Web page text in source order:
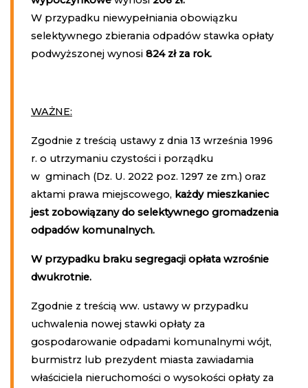
W przypadku niewypełniania obowiązku
selektywnego zbierania odpadów stawka opłaty
podwyższonej wynosi824 zł za rok.
WAŻNE:
Zgodnie z treścią ustawy z dnia 13 września 1996
r. o utrzymaniu czystości i porządku
w gminach (Dz. U. 2022 poz. 1297 ze zm.) oraz
aktami prawa miejscowego, każdy mieszkaniec
jest zobowiązany do selektywnego gromadzenia
odpadów komunalnych.
W przypadku braku segregacji opłata wzrośnie
dwukrotnie.
Zgodnie z treścią ww. ustawy w przypadku
uchwalenia nowej stawki opłaty za
gospodarowanie odpadami komunalnymi wójt,
burmistrz lub prezydent miasta zawiadamia
właściciela nieruchomości o wysokości opłaty za